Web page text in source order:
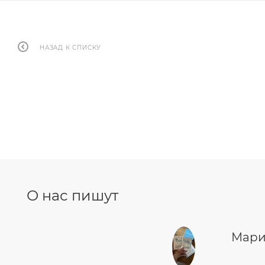
НАЗАД К СПИСКУ
О нас пишут